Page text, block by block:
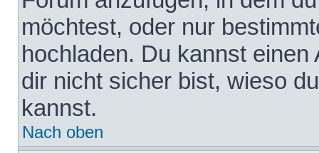
möchtest, oder nur
hochladen. Du kannst
dir nicht sicher bist, wieso
kannst.
Nach oben